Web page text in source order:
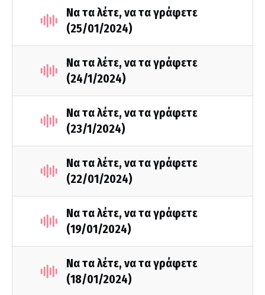
Να τα λέτε, να τα γράφετε
(25/01/2024)
Να τα λέτε, να τα γράφετε
(24/1/2024)
Να τα λέτε, να τα γράφετε
(23/1/2024)
Να τα λέτε, να τα γράφετε
(22/01/2024)
Να τα λέτε, να τα γράφετε
(19/01/2024)
Να τα λέτε, να τα γράφετε
(18/01/2024)